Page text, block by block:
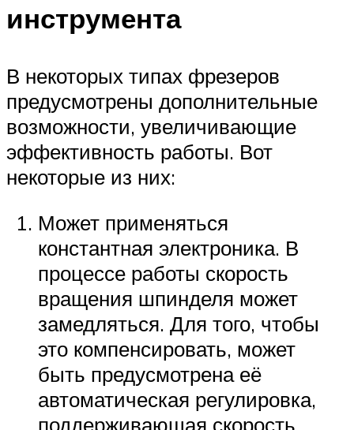
инструмента
В некоторых типах фрезеров
предусмотрены дополнительные
возможности, увеличивающие
эффективность работы. Вот
некоторые из них:
Может применяться
константная электроника. В
процессе работы скорость
вращения шпинделя может
замедляться. Для того, чтобы
это компенсировать, может
быть предусмотрена её
автоматическая регулировка,
поддерживающая скорость